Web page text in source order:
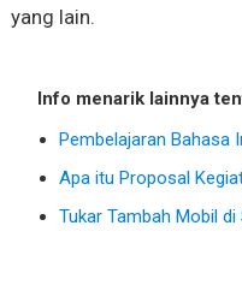
yang lain.
Info menarik lainnya
Pembelajaran Bahasa
Apa itu Proposal
Tukar Tambah Mobil di